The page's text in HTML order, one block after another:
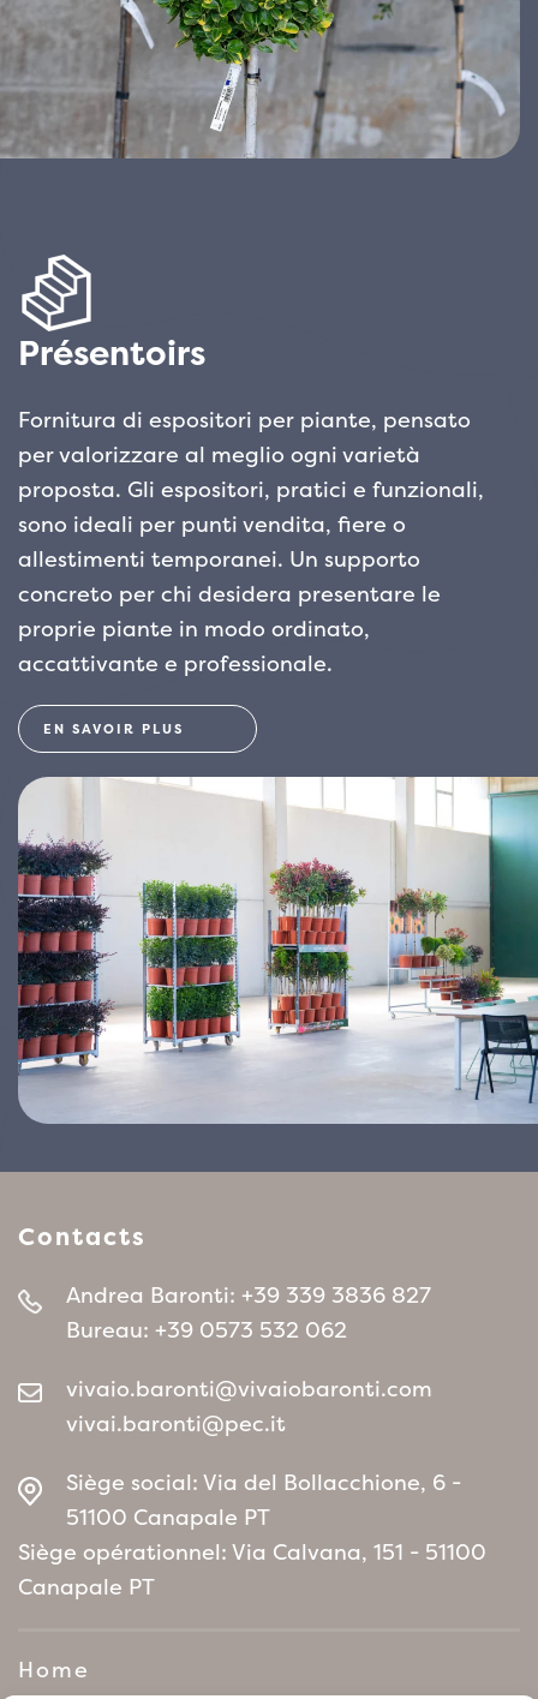
Présentoirs
Fornitura di espositori per piante, pensato
per valorizzare al meglio ogni varietà
proposta. Gli espositori, pratici e funzionali,
sono ideali per punti vendita, fiere o
allestimenti temporanei. Un supporto
concreto per chi desidera presentare le
proprie piante in modo ordinato,
accattivante e professionale.
EN SAVOIR PLUS
Contacts
Andrea Baronti: +39 339 3836 827
Bureau: +39 0573 532 062
vivaio.baronti@vivaiobaronti.com
vivai.baronti@pec.it
Siège social: Via del Bollacchione, 6 -
51100 Canapale PT
Siège opérationnel: Via Calvana, 151 - 51100
Canapale PT
Home